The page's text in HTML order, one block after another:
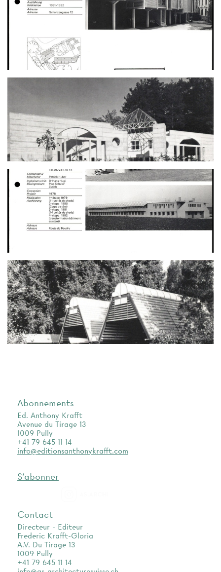
Abonnements
Ed. Anthony Krafft
Avenue du Tirage 13
1009 Pully
+41 79 645 11 14
info@editionsanthonykrafft.com
S'abonner
Contact
Directeur - Editeur
Frederic Krafft-Gloria
A.V. Du Tirage 13
1009 Pully
+41 79 645 11 14